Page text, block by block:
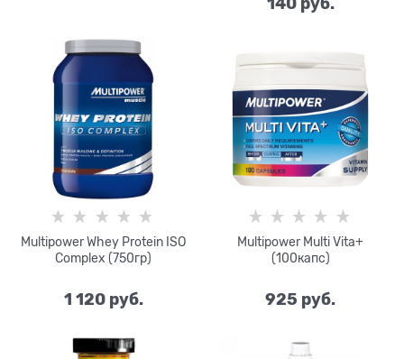
Multipower Whey Protein ISO
Complex (750гр)
1 120 руб.
Multipower Multi Vita+
(100капс)
925 руб.